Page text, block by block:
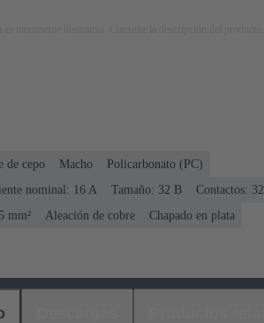
de cepo Macho
Policarbonato (PC)
nominal: ‌16 A Tamaño: 32 B
Contactos: 32
mm²
Aleación de cobre Chapado en plata